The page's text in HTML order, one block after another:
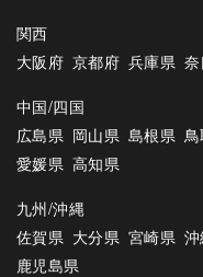
関西
大阪府 京都府 兵庫県
中国/四国
広島県 岡山県 島根県
愛媛県 高知県
九州/沖縄
佐賀県 大分県 宮崎県
鹿児島県